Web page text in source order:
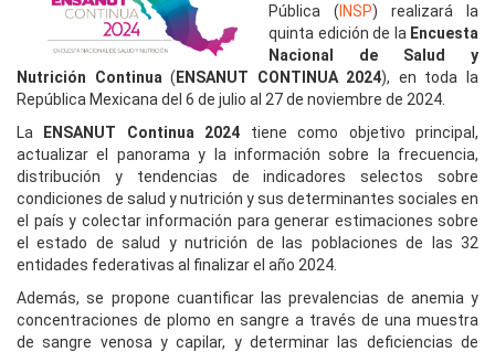
Pública ( INSP) realizará la
quinta edición de la Encuesta
Nacional de Salud y
Nutrición Continua ( ENSANUT CONTINUA 2024), en toda la
República Mexicana del 6 de julio al 27 de noviembre de 2024.
La
ENSANUT Continua 2024 tiene como objetivo principal,
actualizar el panorama y la información sobre la frecuencia,
distribución y tendencias de indicadores selectos sobre
condiciones de salud y nutrición y sus determinantes sociales en
el país y colectar información para generar estimaciones sobre
el estado de salud y nutrición de las poblaciones de las 32
entidades federativas al finalizar el año 2024.
Además, se propone cuantificar las prevalencias de anemia y
concentraciones de plomo en sangre a través de una muestra
de sangre venosa y capilar, y determinar las deficiencias de